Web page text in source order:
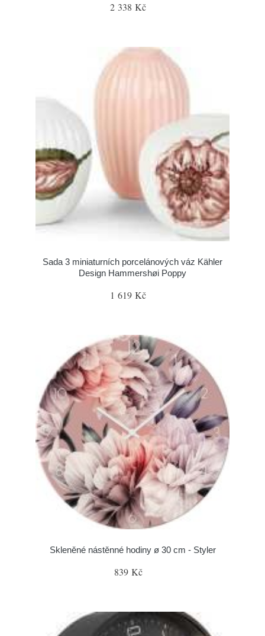
2 338 Kč
Sada 3 miniaturních porcelánových váz Kähler
Design Hammershøi Poppy
1 619 Kč
Skleněné nástěnné hodiny ø 30 cm - Styler
839 Kč